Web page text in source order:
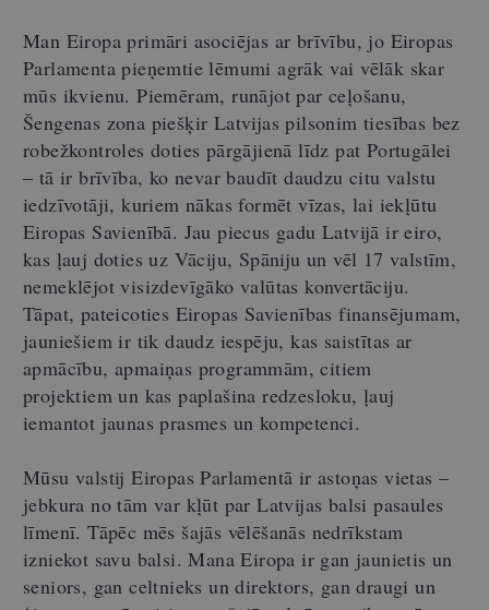
Man Eiropa primāri asociējas ar brīvību, jo Eiropas
Parlamenta pieņemtie lēmumi agrāk vai vēlāk skar
mūs ikvienu. Piemēram, runājot par ceļošanu,
Šengenas zona piešķir Latvijas pilsonim tiesības bez
robežkontroles doties pārgājienā līdz pat Portugālei
– tā ir brīvība, ko nevar baudīt daudzu citu valstu
iedzīvotāji, kuriem nākas formēt vīzas, lai iekļūtu
Eiropas Savienībā. Jau piecus gadu Latvijā ir eiro,
kas ļauj doties uz Vāciju, Spāniju un vēl 17 valstīm,
nemeklējot visizdevīgāko valūtas konvertāciju.
Tāpat, pateicoties Eiropas Savienības finansējumam,
jauniešiem ir tik daudz iespēju, kas saistītas ar
apmācību, apmaiņas programmām, citiem
projektiem un kas paplašina redzesloku, ļauj
iemantot jaunas prasmes un kompetenci.
Mūsu valstij Eiropas Parlamentā ir astoņas vietas –
jebkura no tām var kļūt par Latvijas balsi pasaules
līmenī. Tāpēc mēs šajās vēlēšanās nedrīkstam
izniekot savu balsi. Mana Eiropa ir gan jaunietis un
seniors, gan celtnieks un direktors, gan draugi un